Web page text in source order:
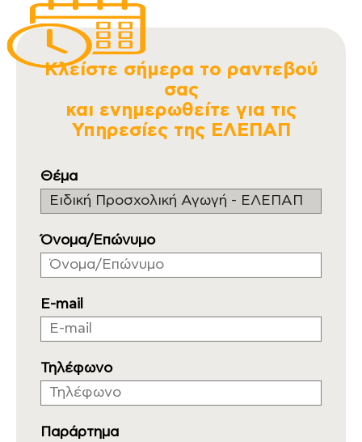
Κλείστε σήμερα το ραντεβού
σας
και ενημερωθείτε για τις
Υπηρεσίες της ΕΛΕΠΑΠ
Θέμα
Όνομα/Επώνυμο
E-mail
Τηλέφωνο
Παράρτημα